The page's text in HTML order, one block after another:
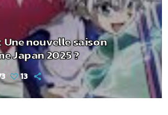
Une nouvelle saison
Japan 2025 ?
13